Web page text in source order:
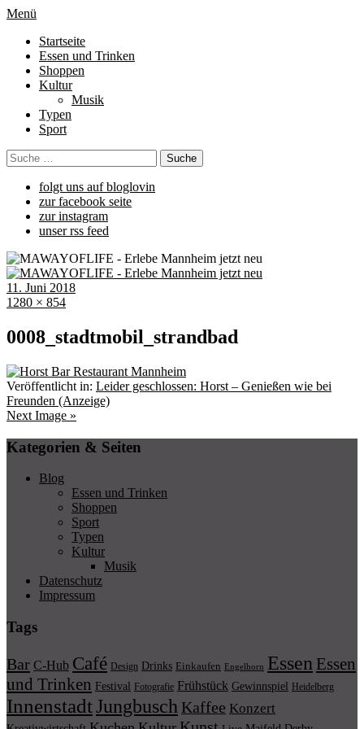
Menü
Startseite
Essen und Trinken
Shoppen
Kultur
Musik
Typen
Sport
folgt uns auf bloglovin
zur facebook seite
zur instagram
unser rss feed
11. Juni 2018
1280 × 854
0008_stadtmobil_strandbad
Veröffentlicht in: Leider geschlossen: Horst – Genießen wie bei
Freunden (Anzeige)
Next Image »
Kategorien & Seiten
Blog
Essen und Trinken
Shoppen
Sport
Typen
Kultur
Musik
Datenschutz
Impressum
Tags
Bar C-Hub Café Design Drinks Einkaufen Engelhorn Essen Essen
und Trinken Festival Fotografie Frühstück Gewinnspiel Heidelberg
InnenstadtJungbusch Kaffee Konzert